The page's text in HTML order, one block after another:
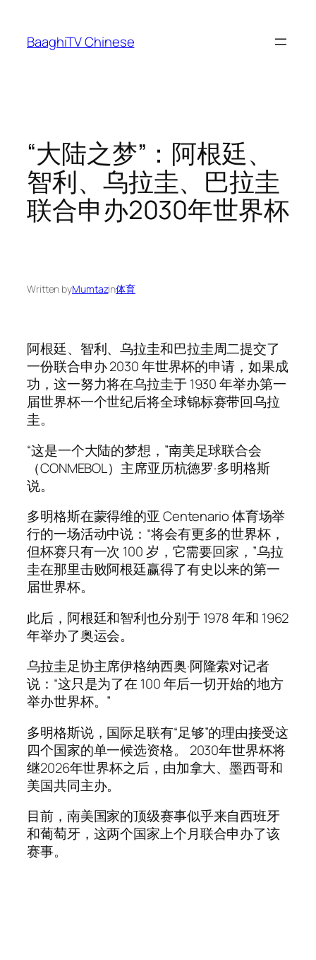
content
BaaghiTV Chinese
“大陆之梦”：阿根廷、
智利、乌拉圭、巴拉圭
联合申办2030年世界杯
Written byMumtazin体育
阿根廷、智利、乌拉圭和巴拉圭周二提交了
一份联合申办 2030 年世界杯的申请，如果成
功，这一努力将在乌拉圭于 1930 年举办第一
届世界杯一个世纪后将全球锦标赛带回乌拉
圭。
“这是一个大陆的梦想，”南美足球联合会
（CONMEBOL）主席亚历杭德罗·多明格斯
说。
多明格斯在蒙得维的亚 Centenario 体育场举
行的一场活动中说：“将会有更多的世界杯，
但杯赛只有一次 100 岁，它需要回家，”乌拉
圭在那里击败阿根廷赢得了有史以来的第一
届世界杯。
此后，阿根廷和智利也分别于 1978 年和 1962
年举办了奥运会。
乌拉圭足协主席伊格纳西奥·阿隆索对记者
说：“这只是为了在 100 年后一切开始的地方
举办世界杯。”
多明格斯说，国际足联有“足够”的理由接受这
四个国家的单一候选资格。 2030年世界杯将
继2026年世界杯之后，由加拿大、墨西哥和
美国共同主办。
目前，南美国家的顶级赛事似乎来自西班牙
和葡萄牙，这两个国家上个月联合申办了该
赛事。